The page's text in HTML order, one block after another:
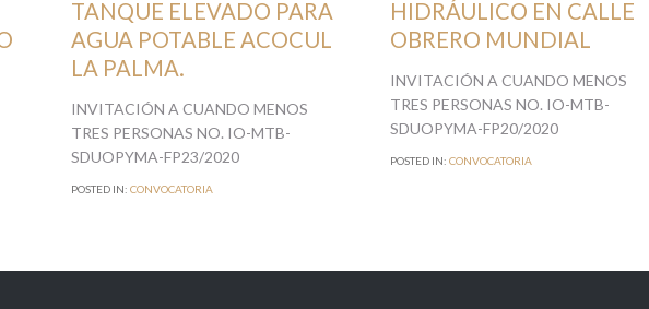
TANQUE ELEVADO PARA
AGUA POTABLE ACOCUL
LA PALMA.
INVITACIÓN A CUANDO MENOS
TRES PERSONAS NO. IO-MTB-
SDUOPYMA-FP23/2020
POSTED IN: CONVOCATORIA
HIDRÁULICO EN CALLE
OBRERO MUNDIAL
INVITACIÓN A CUANDO MENOS
TRES PERSONAS NO. IO-MTB-
SDUOPYMA-FP20/2020
POSTED IN: CONVOCATORIA